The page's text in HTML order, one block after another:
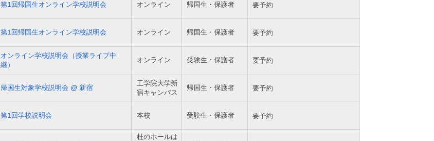
第1回帰国生オンライン学校説明会 オンライン 帰国生・保護者 要予約
第1回帰国生オンライン学校説明会 オンライン 帰国生・保護者 要予約
オンライン学校説明会（授業ライブ中
継）
オンライン 受験生・保護者 要予約
帰国生対象学校説明会 @ 新宿
工学院大学新
宿キャンパス
帰国生・保護者 要予約
第1回学校説明会 本校 受験生・保護者 要予約
杜のホールは